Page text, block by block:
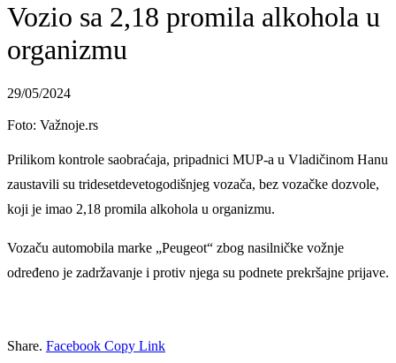
Vozio sa 2,18 promila alkohola u
organizmu
29/05/2024
Foto: Važnoje.rs
Prilikom kontrole saobraćaja, pripadnici MUP-a u Vladičinom Hanu
zaustavili su tridesetdevetogodišnjeg vozača, bez vozačke dozvole,
koji je imao 2,18 promila alkohola u organizmu.
Vozaču automobila marke „Peugeot“ zbog nasilničke vožnje
određeno je zadržavanje i protiv njega su podnete prekršajne prijave.
Share. Facebook Copy Link